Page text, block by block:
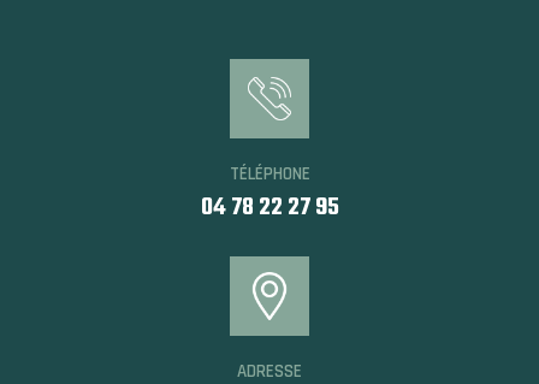
TÉLÉPHONE
04 78 22 27 95
ADRESSE